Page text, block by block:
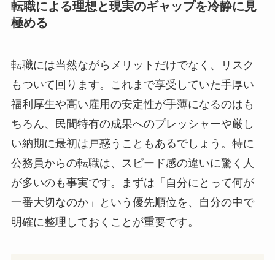
転職による理想と現実のギャップを冷静に見
極める
転職には当然ながらメリットだけでなく、リスク
もついて回ります。これまで享受していた手厚い
福利厚生や高い雇用の安定性が手薄になるのはも
ちろん、民間特有の成果へのプレッシャーや厳し
い納期に最初は戸惑うこともあるでしょう。特に
公務員からの転職は、スピード感の違いに驚く人
が多いのも事実です。まずは「自分にとって何が
一番大切なのか」という優先順位を、自分の中で
明確に整理しておくことが重要です。